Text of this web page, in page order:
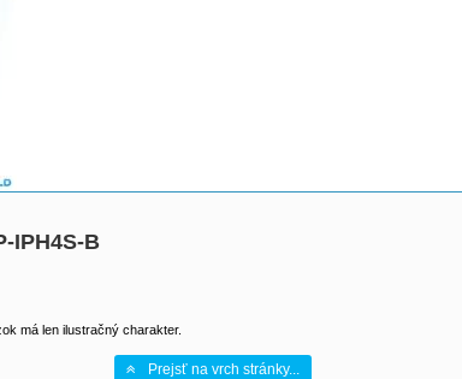
IPH4S-B
má len ilustračný charakter.
Prejsť na vrch stránky...